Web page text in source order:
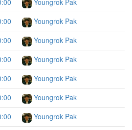
Youngrok Pak
Youngrok Pak
Youngrok Pak
Youngrok Pak
Youngrok Pak
Youngrok Pak
Youngrok Pak